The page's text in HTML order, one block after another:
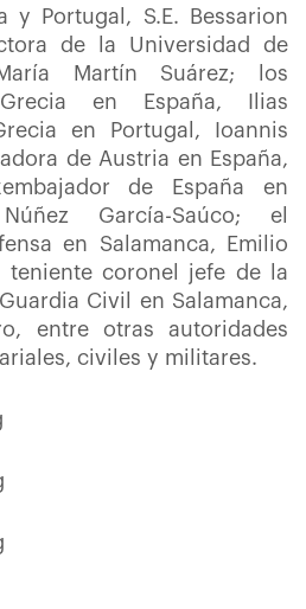
y Portugal, S.E. Bessarion
de la Universidad de
Martín Suárez; los
en España, Ilias
en Portugal, Ioannis
de Austria en España,
de España en
García-Saúco; el
en Salamanca,
Emilio
teniente coronel jefe de la
Civil en Salamanca,
entre otras autoridades
civiles y militares.